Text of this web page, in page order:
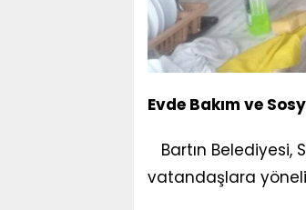
Evde Bakım ve
Bartın Belediyesi,
vatandaşlara